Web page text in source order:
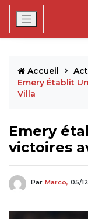
Accueil
Emery Établit
Villa
Emery
victoires
Par Marco, 05/